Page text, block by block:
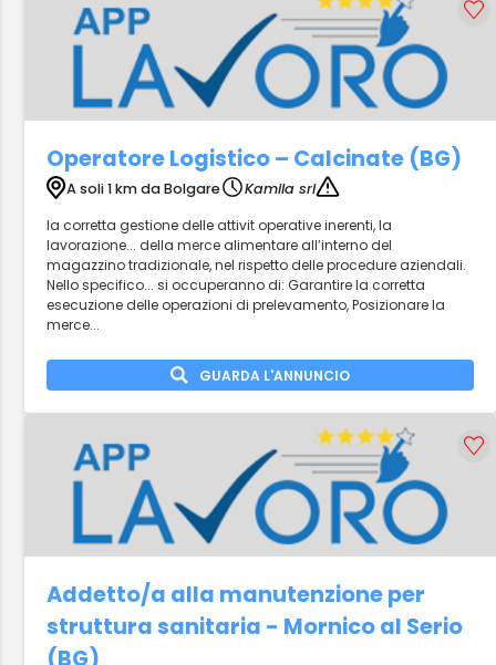
Operatore Logistico – Calcinate (BG)
A soli 1 km da Bolgare
Kamila srl
la corretta gestione delle attivit operative inerenti, la
lavorazione... della merce alimentare all’interno del
magazzino tradizionale, nel rispetto delle procedure aziendali.
Nello specifico... si occuperanno di: Garantire la corretta
esecuzione delle operazioni di prelevamento, Posizionare la
merce...
GUARDA L'ANNUNCIO
Addetto/a alla manutenzione per
struttura sanitaria - Mornico al Serio
(BG)